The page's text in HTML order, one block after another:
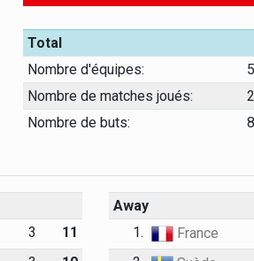
Total
Nombre d'équipes:
Nombre de matches joués:
Nombre de buts:
3
11
Away
1.
France